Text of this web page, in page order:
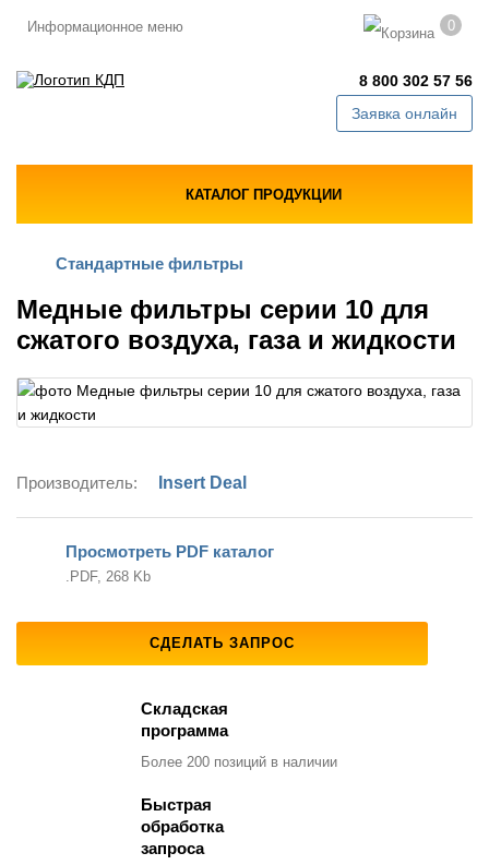
Информационное меню 0
8 800 302 57 56
Заявка онлайн
КАТАЛОГ ПРОДУКЦИИ
Стандартные фильтры
Медные фильтры серии 10 для
сжатого воздуха, газа и жидкости
Производитель: Insert Deal
Просмотреть PDF каталог
.PDF, 268 Kb
СДЕЛАТЬ ЗАПРОС
Складская
программа
Более 200 позиций в наличии
Быстрая
обработка
запроса